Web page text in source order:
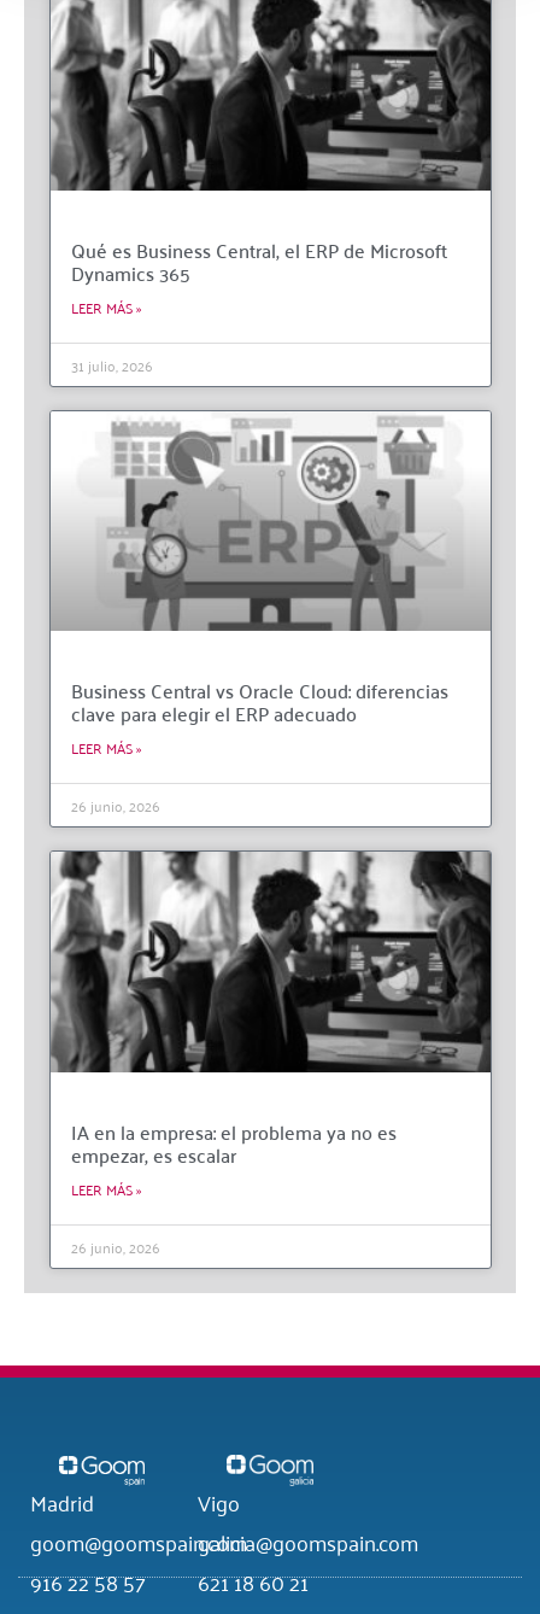
Qué es Business Central, el ERP de Microsoft
Dynamics 365
LEER MÁS »
31 julio, 2026
Business Central vs Oracle Cloud: diferencias
clave para elegir el ERP adecuado
LEER MÁS »
26 junio, 2026
IA en la empresa: el problema ya no es
empezar, es escalar
LEER MÁS »
26 junio, 2026
Madrid
goom@goomspain.com
916 22 58 57
Vigo
galicia@goomspain.com
621 18 60 21